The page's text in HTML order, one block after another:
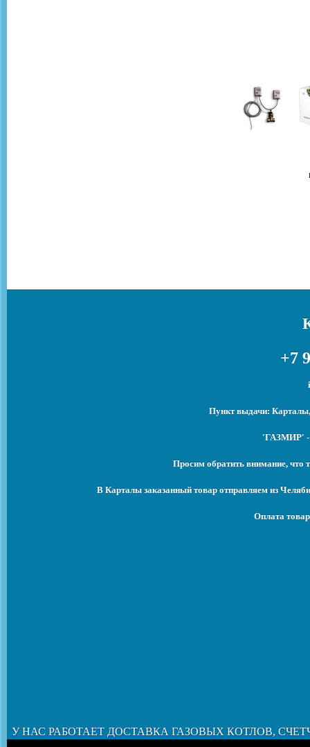
+7
Пункт выдачи:
'ГАЗМИР' -
Просим обратить внимание, что
В Карталы заказанный товар отправляем из
Оплата
У НАС РАБОТАЕТ ДОСТАВКА ГАЗОВЫХ КОТЛОВ,